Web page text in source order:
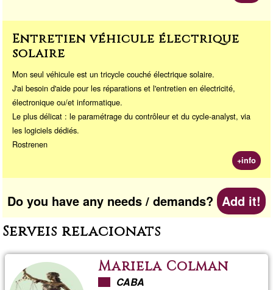
Entretien véhicule électrique
solaire
Mon seul véhicule est un tricycle couché électrique solaire.
J'ai besoin d'aide pour les réparations et l'entretien en électricité,
électronique ou/et informatique.
Le plus délicat : le paramétrage du contrôleur et du cycle-analyst, via
les logiciels dédiés.
Rostrenen
+info
Do you have any needs / demands? Add it!
Serveis relacionats
Mariela Colman
CABA